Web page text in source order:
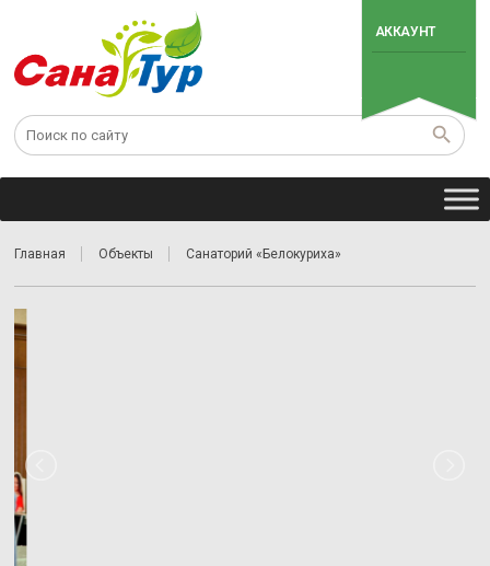
АККАУНТ
Главная Объекты Санаторий «Белокуриха»